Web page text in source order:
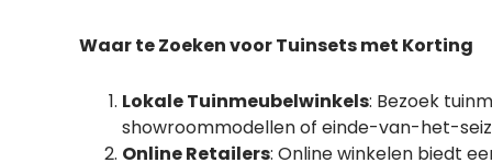
Waar te Zoeken voor Tuinsets met Korting
Lokale Tuinmeubelwinkels: Bezoek
showroommodellen of einde-van-het-
Online Retailers: Online winkelen biedt